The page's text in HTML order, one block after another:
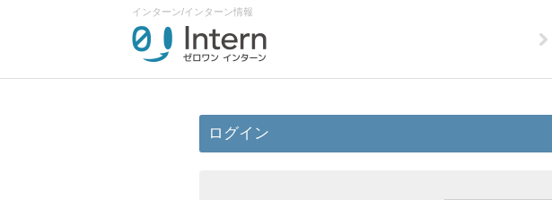
インターン/インターン情報
ログイン